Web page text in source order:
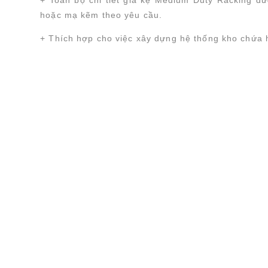
hoặc mạ kẽm theo yêu cầu.
+ Thích hợp cho việc xây dựng hệ thống kho chứa